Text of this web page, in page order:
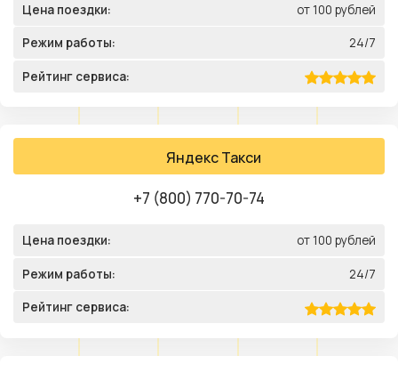
Цена поездки: от 100 рублей
Режим работы: 24/7
Рейтинг сервиса:
Яндекс Такси
+7 (800) 770-70-74
Цена поездки: от 100 рублей
Режим работы: 24/7
Рейтинг сервиса: